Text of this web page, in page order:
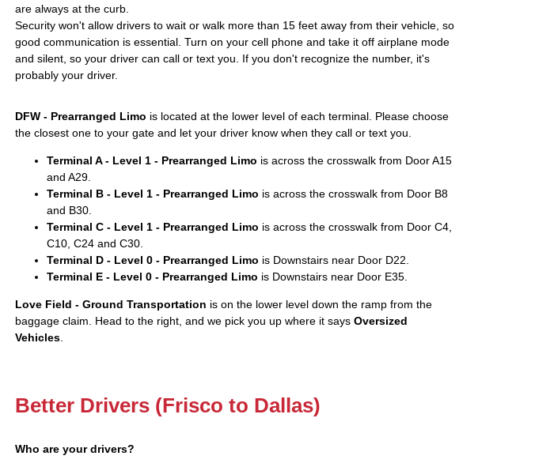
are always at the curb.
Security won't allow drivers to wait or walk more than 15 feet away from their vehicle, so
good communication is essential. Turn on your cell phone and take it off airplane mode
and silent, so your driver can call or text you. If you don't recognize the number, it's
probably your driver.
DFW - Prearranged Limo is located at the lower level of each terminal. Please choose
the closest one to your gate and let your driver know when they call or text you.
Terminal A - Level 1 - Prearranged Limo is across the crosswalk from Door A15
and A29.
Terminal B - Level 1 - Prearranged Limo is across the crosswalk from Door B8
and B30.
Terminal C - Level 1 - Prearranged Limo is across the crosswalk from Door C4,
C10, C24 and C30.
Terminal D - Level 0 - Prearranged Limo is Downstairs near Door D22.
Terminal E - Level 0 - Prearranged Limo is Downstairs near Door E35.
Love Field - Ground Transportation is on the lower level down the ramp from the
baggage claim. Head to the right, and we pick you up where it says Oversized
Vehicles.
Better Drivers (Frisco to Dallas)
Who are your drivers?